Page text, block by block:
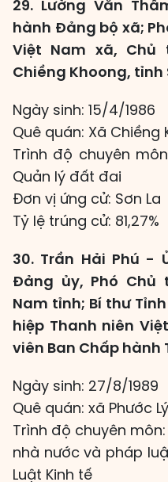
29. Lường Văn
hành Đảng bộ xã;
Việt Nam xã, Chủ
Chiềng Khoong, tỉnh
Ngày sinh: 15/4/1986
Quê quán: Xã Chiềng
Trình độ chuyên
Quản lý đất đai
Đơn vị ứng cử: Sơn La
Tỷ lệ trúng cử: 81,27%
30. Trần Hải Phú -
Đảng ủy, Phó Chủ
Nam tỉnh; Bí thư
hiệp Thanh niên
viên Ban Chấp
Ngày sinh: 27/8/1989
Quê quán: xã Phước
Trình độ chuyên
nhà nước và pháp
Luật Kinh tế